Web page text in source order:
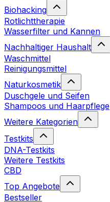
Biohacking
Rotlichttherapie
Wasserfilter und Kannen
Nachhaltiger Haushalt
Waschmittel
Reinigungsmittel
Naturkosmetik
Duschgele und Seifen
Shampoos und Haarpflege
Weitere Kategorien
Testkits
DNA-Testkits
Weitere Testkits
CBD
Top Angebote
Bestseller